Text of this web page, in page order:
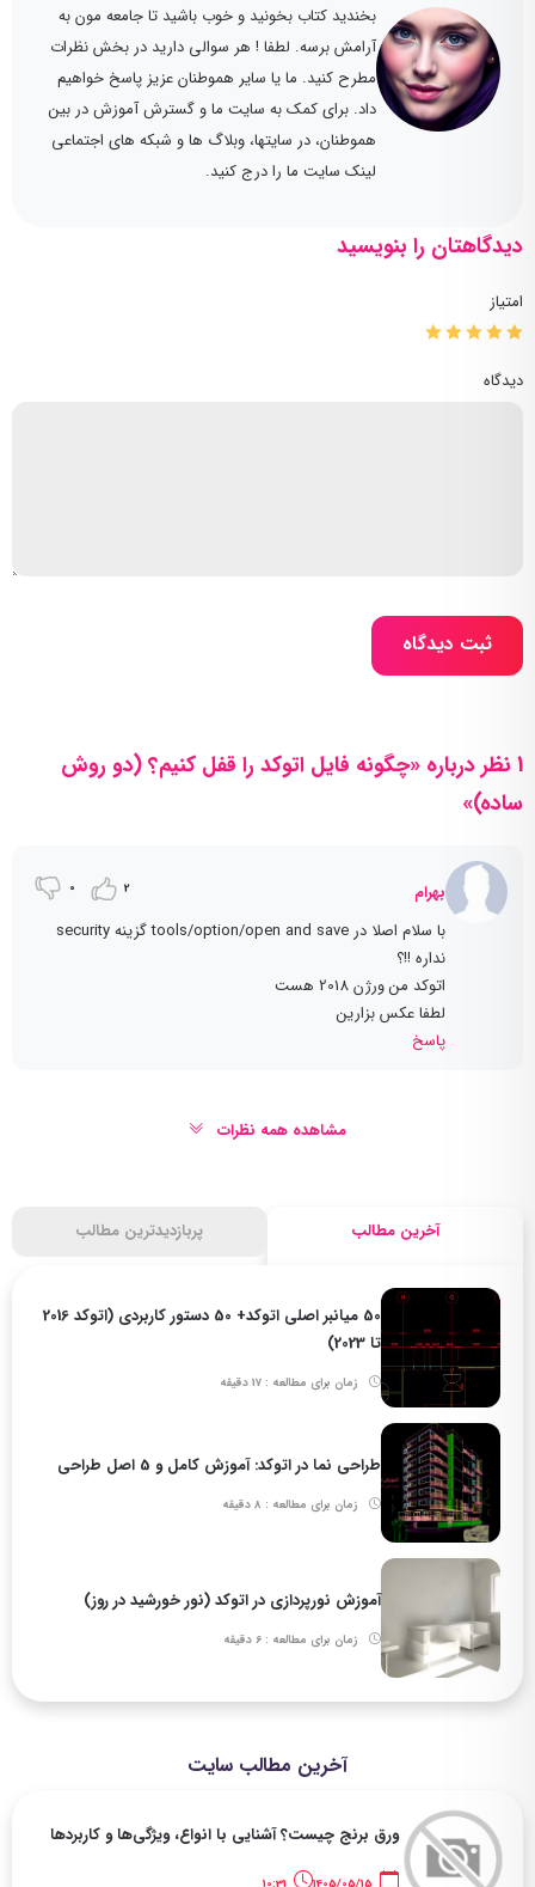
آخرین مطالب پربازدیدترین مطالب
50 میانبر اصلی اتوکد+ 50 دستور کاربردی (اتوکد 2016
تا 2023)
زمان برای مطالعه : 17 دقیقه
طراحی نما در اتوکد: آموزش کامل و 5 اصل طراحی
زمان برای مطالعه : 8 دقیقه
آموزش نورپردازی در اتوکد (نور خورشید در روز)
زمان برای مطالعه : 6 دقیقه
آخرین مطالب سایت
ورق برنج چیست؟ آشنایی با انواع، ویژگی‌ها و کاربردها
بخندید کتاب بخونید و خوب باشید تا جامعه مون به
آرامش برسه. لطفا ! هر سوالی دارید در بخش نظرات
مطرح کنید. ما یا سایر هموطنان عزیز پاسخ خواهیم
داد. برای کمک به سایت ما و گسترش آموزش در بین
هموطنان، در سایتها، وبلاگ ها و شبکه های اجتماعی
لینک سایت ما را درج کنید.
دیدگاهتان را بنویسید
امتیاز
دیدگاه
ثبت دیدگاه
1 نظر درباره «چگونه فایل اتوکد را قفل کنیم؟ (دو روش
ساده)»
بهرام 2
0
با سلام اصلا در tools/option/open and save گزینه security
نداره !!؟
اتوکد من ورژن 2018 هست
لطفا عکس بزارین
پاسخ
مشاهده همه نظرات